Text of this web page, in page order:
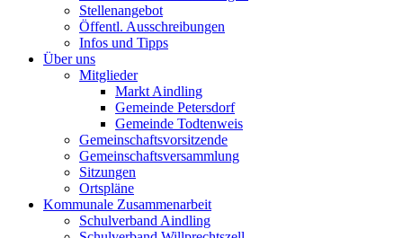
Stellenangebot
Öffentl. Ausschreibungen
Infos und Tipps
Über uns
Mitglieder
Markt Aindling
Gemeinde Petersdorf
Gemeinde Todtenweis
Gemeinschaftsvorsitzende
Gemeinschaftsversammlung
Sitzungen
Ortspläne
Kommunale Zusammenarbeit
Schulverband Aindling